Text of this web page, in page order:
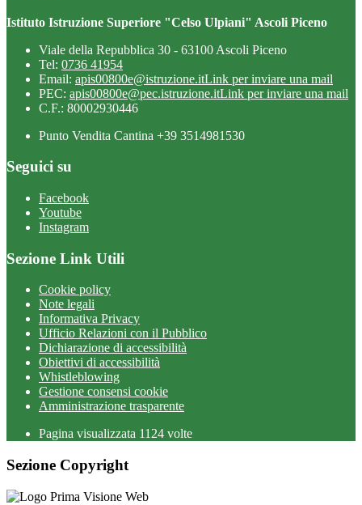
Istituto Istruzione Superiore "Celso Ulpiani" Ascoli Piceno
Viale della Repubblica 30 - 63100 Ascoli Piceno
Tel: 0736 41954
Email: apis00800e@istruzione.itLink per inviare una mail
PEC: apis00800e@pec.istruzione.itLink per inviare una mail
C.F.: 80002930446
Punto Vendita Cantina +39 3514981530
Seguici su
Facebook
Youtube
Instagram
Sezione Link Utili
Cookie policy
Note legali
Informativa Privacy
Ufficio Relazioni con il Pubblico
Dichiarazione di accessibilità
Obiettivi di accessibilità
Whistleblowing
Gestione consensi cookie
Amministrazione trasparente
Pagina visualizzata 1124 volte
Sezione Copyright